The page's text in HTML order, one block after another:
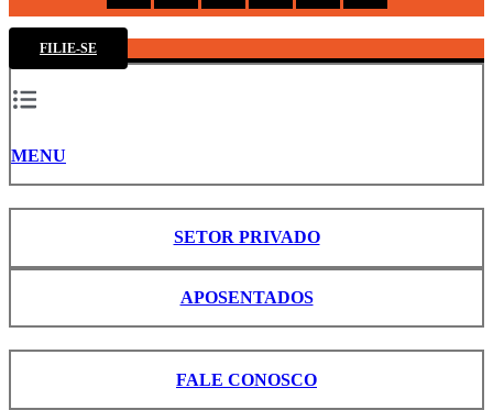
FILIE-SE
MENU
SETOR PRIVADO
APOSENTADOS
FALE CONOSCO